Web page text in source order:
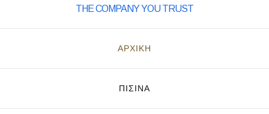
THE COMPANY YOU TRUST
ΑΡΧΙΚΗ
ΠΙΣΙΝΑ